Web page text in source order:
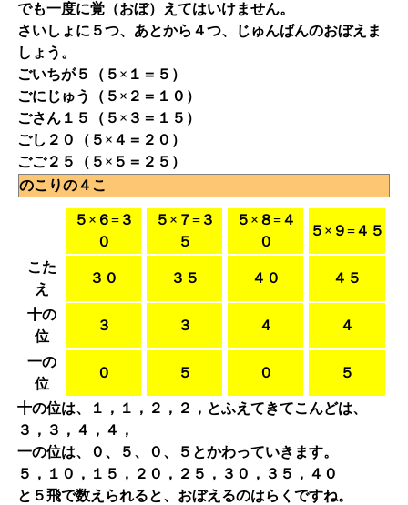
でも一度に覚（おぼ）えてはいけません。
さいしょに５つ、あとから４つ、じゅんばんのおぼえま
しょう。
ごいちが５（５×１＝５）
ごにじゅう（５×２＝１０）
ごさん１５（５×３＝１５）
ごし２０（５×４＝２０）
ごご２５（５×５＝２５）
のこりの４こ
５×６=３
０
５×７=３
５
５×８=４
０
５×９=４５
こた
え
３０ ３５ ４０ ４５
十の
位
３ ３ ４ ４
一の
位
０ ５ ０ ５
十の位は、１，１，２，２，とふえてきてこんどは、
３，３，４，４，
一の位は、０、５、０、５とかわっていきます。
５，１０，１５，２０，２５，３０，３５，４０
と５飛で数えられると、おぼえるのはらくですね。